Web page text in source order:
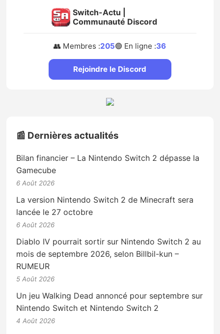
Switch-Actu |
Communauté Discord
👥 Membres :205🟢 En ligne :36
Rejoindre le Discord
📰 Dernières actualités
Bilan financier – La Nintendo Switch 2 dépasse la
Gamecube
6 Août 2026
La version Nintendo Switch 2 de Minecraft sera
lancée le 27 octobre
6 Août 2026
Diablo IV pourrait sortir sur Nintendo Switch 2 au
mois de septembre 2026, selon Billbil-kun –
RUMEUR
5 Août 2026
Un jeu Walking Dead annoncé pour septembre sur
Nintendo Switch et Nintendo Switch 2
4 Août 2026